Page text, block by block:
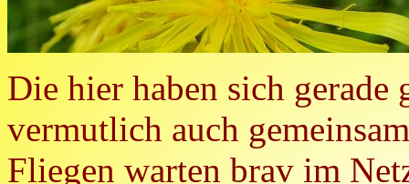
Die hier haben sich gerade
vermutlich auch
Fliegen warten brav im